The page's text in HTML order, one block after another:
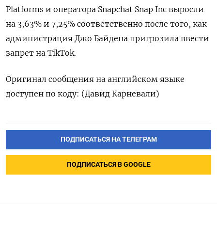
Platforms и оператора Snapchat Snap Inc выросли
на 3,63% и 7,25% соответственно после того, как
администрация Джо Байдена пригрозила ввести
запрет на TikTok.
Оригинал сообщения на английском языке
доступен по коду: (Давид Карневали)
ПОДПИСАТЬСЯ НА ТЕЛЕГРАМ
ПОДПИСАТЬСЯ В GOOGLE